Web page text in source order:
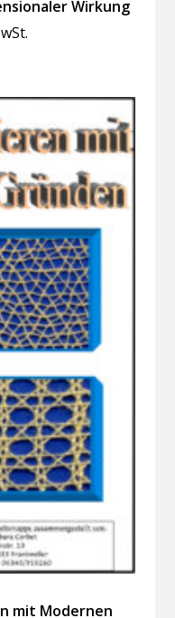
Wirkung
mit Modernen